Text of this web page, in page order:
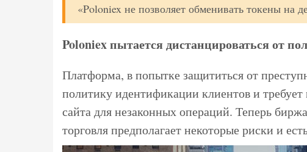
«Poloniex не позволяет обменивать токены на
Poloniex пытается дистанцироваться от
Платформа, в попытке защититься от
политику идентификации клиентов и
сайта для незаконных операций. Теперь
торговля предполагает некоторые риски и